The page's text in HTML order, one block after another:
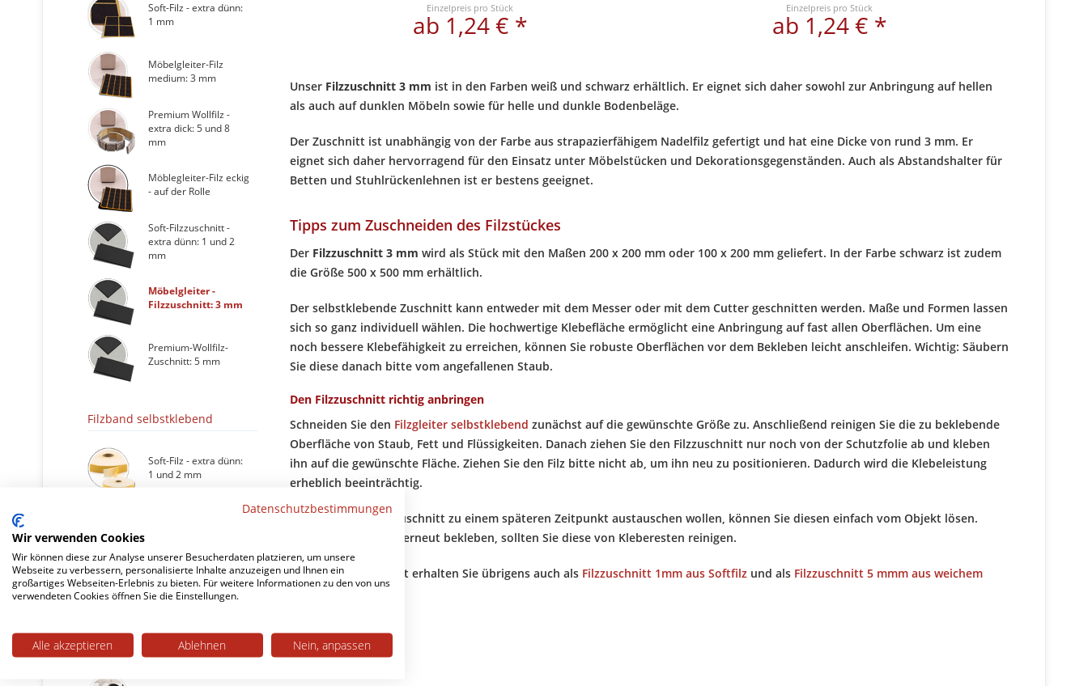
Soft-Filz - extra dünn:
1 mm
Möbelgleiter-Filz
medium: 3 mm
Premium Wollfilz -
extra dick: 5 und 8
mm
Möblegleiter-Filz eckig
- auf der Rolle
Soft-Filzzuschnitt -
extra dünn: 1 und 2
mm
Möbelgleiter -
Filzzuschnitt: 3 mm
Premium-Wollfilz-
Zuschnitt: 5 mm
Filzband selbstklebend
Soft-Filz - extra dünn:
1 und 2 mm
Premium Wollfilz
extra dick: 5 mm
Filzgleiter Sets / Einsätze
Einzelpreis pro Stück
ab 1,24 € *
Einzelpreis pro Stück
ab 1,24 € *
Unser Filzzuschnitt 3 mm ist in den Farben weiß und schwarz erhältlich. Er eignet sich daher sowohl zur Anbringung auf hellen
als auch auf dunklen Möbeln sowie für helle und dunkle Bodenbeläge.
Der Zuschnitt ist unabhängig von der Farbe aus strapazierfähigem Nadelfilz gefertigt und hat eine Dicke von rund 3 mm. Er
eignet sich daher hervorragend für den Einsatz unter Möbelstücken und Dekorationsgegenständen. Auch als Abstandshalter für
Betten und Stuhlrückenlehnen ist er bestens geeignet.
Tipps zum Zuschneiden des Filzstückes
Der Filzzuschnitt 3 mm wird als Stück mit den Maßen 200 x 200 mm oder 100 x 200 mm geliefert. In der Farbe schwarz ist zudem
die Größe 500 x 500 mm erhältlich.
Der selbstklebende Zuschnitt kann entweder mit dem Messer oder mit dem Cutter geschnitten werden. Maße und Formen lassen
sich so ganz individuell wählen. Die hochwertige Klebefläche ermöglicht eine Anbringung auf fast allen Oberflächen. Um eine
noch bessere Klebefähigkeit zu erreichen, können Sie robuste Oberflächen vor dem Bekleben leicht anschleifen. Wichtig: Säubern
Sie diese danach bitte vom angefallenen Staub.
Den Filzzuschnitt richtig anbringen
Schneiden Sie den Filzgleiter selbstklebend zunächst auf die gewünschte Größe zu. Anschließend reinigen Sie die zu beklebende
Oberfläche von Staub, Fett und Flüssigkeiten. Danach ziehen Sie den Filzzuschnitt nur noch von der Schutzfolie ab und kleben
ihn auf die gewünschte Fläche. Ziehen Sie den Filz bitte nicht ab, um ihn neu zu positionieren. Dadurch wird die Klebeleistung
erheblich beeinträchtig.
Sollten Sie den Filzzuschnitt zu einem späteren Zeitpunkt austauschen wollen, können Sie diesen einfach vom Objekt lösen.
Bevor Sie die Fläche erneut bekleben, sollten Sie diese von Kleberesten reinigen.
Unseren Filzzuschnitt erhalten Sie übrigens auch als Filzzuschnitt 1mm aus Softfilz und als Filzzuschnitt 5 mmm aus weichem
Datenschutzbestimmungen
Wir verwenden Cookies
Wir können diese zur Analyse unserer Besucherdaten platzieren, um unsere
Webseite zu verbessern, personalisierte Inhalte anzuzeigen und Ihnen ein
großartiges Webseiten-Erlebnis zu bieten. Für weitere Informationen zu den von uns
verwendeten Cookies öffnen Sie die Einstellungen.
Alle akzeptieren Ablehnen Nein, anpassen